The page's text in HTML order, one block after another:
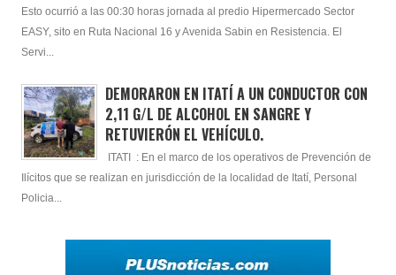
Esto ocurrió a las 00:30 horas jornada al predio Hipermercado Sector
EASY, sito en Ruta Nacional 16 y Avenida Sabin en Resistencia. El
Servi...
DEMORARON EN ITATÍ A UN CONDUCTOR CON
2,11 G/L DE ALCOHOL EN SANGRE Y
RETUVIERÓN EL VEHÍCULO.
ITATI : En el marco de los operativos de Prevención de
Ilícitos que se realizan en jurisdicción de la localidad de Itatí, Personal
Policia...